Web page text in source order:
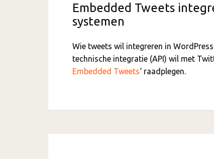
Embedded Tweets
systemen
Wie tweets wil integreren in
technische integratie (API) wil met
Embedded Tweets‘ raadplegen.